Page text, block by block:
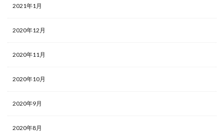
2021年1月
2020年12月
2020年11月
2020年10月
2020年9月
2020年8月